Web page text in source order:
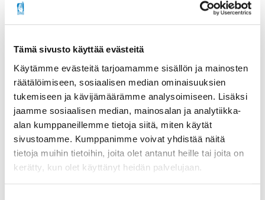
Tämä sivusto käyttää evästeitä
Käytämme evästeitä tarjoamamme sisällön ja mainosten
räätälöimiseen, sosiaalisen median ominaisuuksien
tukemiseen ja kävijämäärämme analysoimiseen. Lisäksi
jaamme sosiaalisen median, mainosalan ja analytiikka-
alan kumppaneillemme tietoja siitä, miten käytät
sivustoamme. Kumppanimme voivat yhdistää näitä
tietoja muihin tietoihin, joita olet antanut heille tai joita on
kerätty, kun olet käyttänyt heidän palvelujaan.
Tapahtuma
Henkilökohtaiselle avustajalle tarjoamme
majoituksen samassa huoneessa ja ohjelman
Jaa sosiaalisessa mediassa